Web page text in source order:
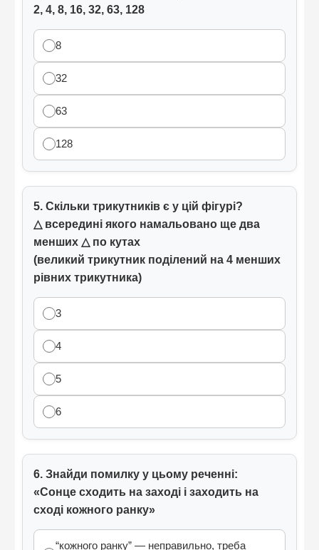
2, 4, 8, 16, 32, 63, 128
8
32
63
128
5. Скільки трикутників є у цій фігурі?
△ всередині якого намальовано ще два
менших △ по кутах
(великий трикутник поділений на 4 менших
рівних трикутника)
3
4
5
6
6. Знайди помилку у цьому реченні:
«Сонце сходить на заході і заходить на
сході кожного ранку»
“кожного ранку” — неправильно, треба